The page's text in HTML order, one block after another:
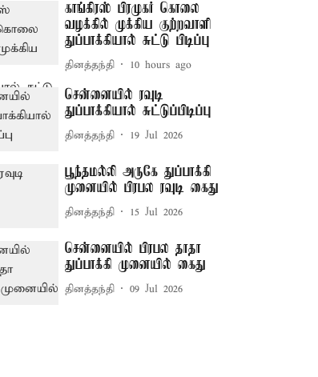
காங்கிரஸ் பிரமுகர் கொலை
வழக்கில் முக்கிய குற்றவாளி
துப்பாக்கியால் சுட்டு பிடிப்பு
தினத்தந்தி 10 hours ago
சென்னையில் ரவுடி
துப்பாக்கியால் சுட்டுப்பிடிப்பு
தினத்தந்தி 19 Jul 2026
பூந்தமல்லி அருகே துப்பாக்கி
முனையில் பிரபல ரவுடி கைது
தினத்தந்தி 15 Jul 2026
சென்னையில் பிரபல தாதா
துப்பாக்கி முனையில் கைது
தினத்தந்தி 09 Jul 2026